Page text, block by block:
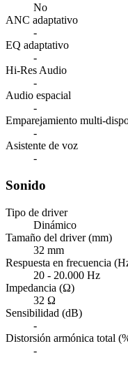
No
ANC adaptativo
-
EQ adaptativo
-
Hi-Res Audio
-
Audio espacial
-
Emparejamiento multi-
-
Asistente de voz
-
Sonido
Tipo de driver
Dinámico
Tamaño del driver (mm)
32 mm
Respuesta en frecuencia
20 - 20.000 Hz
Impedancia (Ω)
32 Ω
Sensibilidad (dB)
-
Distorsión armónica total
-